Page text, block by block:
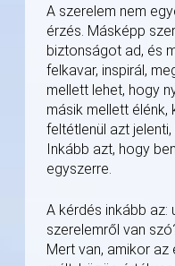
A szerelem nem
érzés. Másképp
biztonságot ad, és
felkavar, inspirál,
mellett lehet, hogy
másik mellett élénk,
feltétlenül azt jelenti,
Inkább azt, hogy
egyszerre.
A kérdés inkább az:
szerelemről van
Mert van, amikor